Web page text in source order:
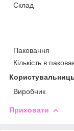
Склад
Паковання
Кількість в
Виробник
Приховати